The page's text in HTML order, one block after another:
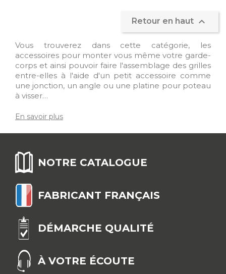
Retour en haut 
Vous trouverez dans cette catégorie, les
accessoires pour monter vous même votre garde-
corps et ainsi pouvoir faire l'assemblage des grilles
entre-elles à l'aide d'un petit accessoire comme
une jonction, un angle ou une platine pour poteau
à visser…
En savoir plus
NOTRE CATALOGUE
FABRICANT FRANÇAIS
DÉMARCHE QUALITÉ
À VOTRE ÉCOUTE